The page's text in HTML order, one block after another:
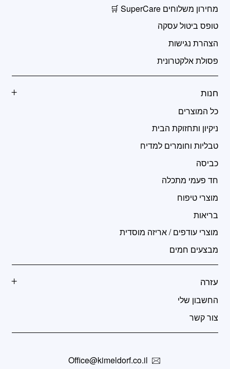
מחירון משלוחים SuperCare 🛒
טופס ביטול עסקה
הצהרת נגישות
פסולת אלקטרונית
חנות
כל המוצרים
ניקיון ותחזוקת הבית
טבליות וחומרים למדיח
כביסה
חד פעמי מתכלה
מוצרי טיפוח
בריאות
מוצרי עודפים / אריזה מוסדית
מבצעים חמים
עזרה
החשבון שלי
צור קשר
Office@kimeldorf.co.il